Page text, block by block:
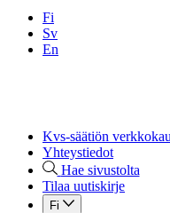
Fi
Sv
En
Kvs-säätiön
Yhteystiedot
Hae sivustolta
Tilaa uutiskirje
Fi